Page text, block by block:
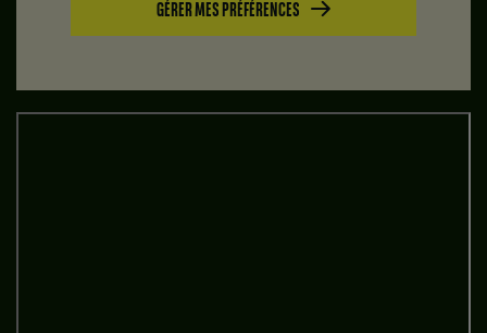
GÉRER MES PRÉFÉRENCES